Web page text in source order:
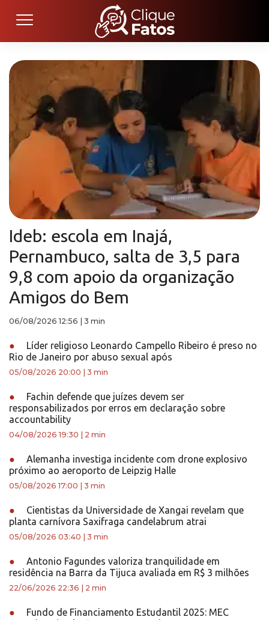
Ideb: escola em Inajá,
Pernambuco, salta de 3,5 para
9,8 com apoio da organização
Amigos do Bem
06/08/2026 12:56 3 min
●
Líder religioso Leonardo Campello Ribeiro é preso no
Rio de Janeiro por abuso sexual após
05/08/2026 20:00 3 min
●
Fachin defende que juízes devem ser
responsabilizados por erros em declaração sobre
accountability
04/08/2026 19:30 2 min
●
Alemanha investiga incidente com drone explosivo
próximo ao aeroporto de Leipzig Halle
05/08/2026 17:00 3 min
●
Cientistas da Universidade de Xangai revelam que
planta carnívora Saxifraga candelabrum atrai
05/08/2026 03:40 3 min
●
Antonio Fagundes valoriza tranquilidade em
residência na Barra da Tijuca avaliada em R$ 3 milhões
22/06/2026 22:36 2 min
●
Fundo de Financiamento Estudantil 2025: MEC